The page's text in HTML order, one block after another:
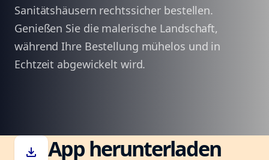
Sanitätshäusern rechtssicher bestellen.
Genießen Sie die malerische Landschaft,
während Ihre Bestellung mühelos und in
Echtzeit abgewickelt wird.
download App herunterladen